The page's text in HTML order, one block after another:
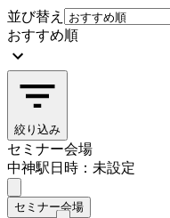
並び替え
おすすめ順
絞り込み
セミナー会場
中神駅日時：未設定
セミナー会場